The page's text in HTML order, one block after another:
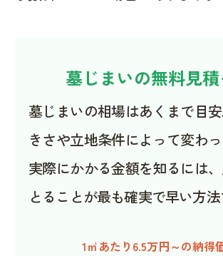
墓じまいの無料見積
墓じまいの相場はあくまで目
きさや立地条件によって変わっ
実際にかかる金額を知るには
とることが最も確実で早い方
1㎡あたり6.5万円～の納得